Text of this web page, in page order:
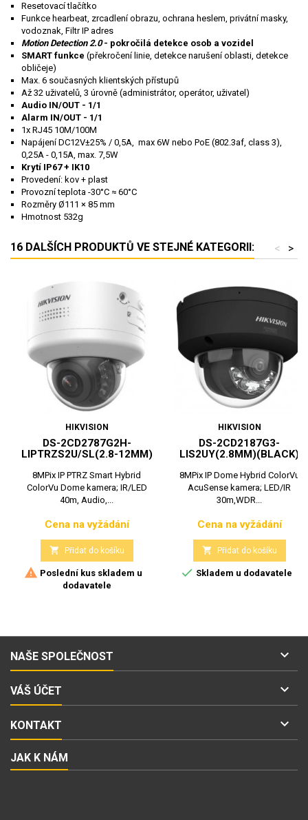
Resetovací tlačítko
Funkce hearbeat, zrcadlení obrazu, ochrana heslem, privátní masky,
vodoznak, Filtr IP adres
Motion Detection 2.0 - pokročilá detekce osob a vozidel
SMART funkce (překročení linie, detekce narušení oblasti, detekce
obličeje)
Max. 6 současných klientských přístupů
Až 32 uživatelů, 3 úrovně (administrátor, operátor, uživatel)
Audio IN/OUT - 1/1
Alarm IN/OUT - 1/1
1x RJ45 10M/100M
Napájení DC12V±25% / 0,5A, max 6W nebo PoE (802.3af, class 3),
0,25A - 0,15A, max. 7,5W
Krytí IP67 + IK10
Provedení: kov + plast
Provozní teplota -30°C ≈ 60°C
Rozměry Ø111 × 85 mm
Hmotnost 532g
16 DALŠÍCH PRODUKTŮ VE STEJNÉ KATEGORII: >
<
HIKVISION
DS-2CD2787G2H-
LIPTRZS2U/SL(2.8-12MM)
8MPix IP PTRZ Smart Hybrid
ColorVu Dome kamera; IR/LED
40m, Audio,...
Cena
Cena na vyžádání
 Přidat do košíku
 Poslední kus skladem u
dodavatele
HIKVISION
DS-2CD2187G3-
LIS2UY(2.8MM)(BLACK)
8MPix IP Dome Hybrid ColorVu
AcuSense kamera; LED/IR
30m,WDR...
Cena
Cena na vyžádání
 Přidat do košíku
 Skladem u dodavatele
NAŠE SPOLEČNOST 
VÁŠ ÚČET 
KONTAKT 
JAK K NÁM